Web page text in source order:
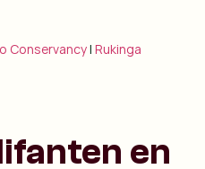
Conservancy|Rukinga
en